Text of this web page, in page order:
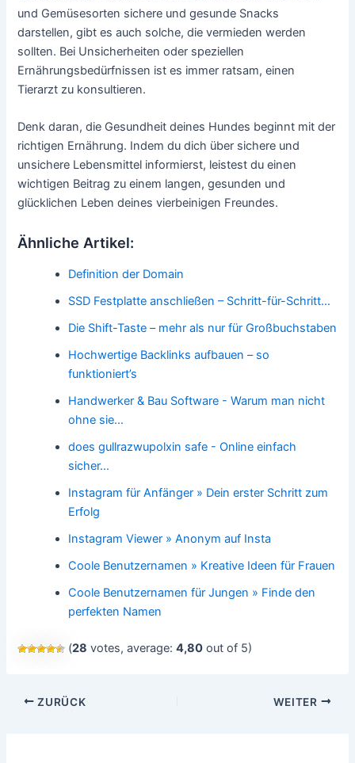
und Gemüsesorten sichere und gesunde Snacks
darstellen, gibt es auch solche, die vermieden werden
sollten. Bei Unsicherheiten oder speziellen
Ernährungsbedürfnissen ist es immer ratsam, einen
Tierarzt zu konsultieren.
Denk daran, die Gesundheit deines Hundes beginnt mit der
richtigen Ernährung. Indem du dich über sichere und
unsichere Lebensmittel informierst, leistest du einen
wichtigen Beitrag zu einem langen, gesunden und
glücklichen Leben deines vierbeinigen Freundes.
Ähnliche Artikel:
Definition der Domain
SSD Festplatte anschließen – Schritt-für-Schritt…
Die Shift-Taste – mehr als nur für Großbuchstaben
Hochwertige Backlinks aufbauen – so
funktioniert’s
Handwerker & Bau Software - Warum man nicht
ohne sie…
does gullrazwupolxin safe - Online einfach
sicher…
Instagram für Anfänger » Dein erster Schritt zum
Erfolg
Instagram Viewer » Anonym auf Insta
Coole Benutzernamen » Kreative Ideen für Frauen
Coole Benutzernamen für Jungen » Finde den
perfekten Namen
(28 votes, average:4,80 out of 5)
Beitragsnavigation
ZURÜCK WEITER